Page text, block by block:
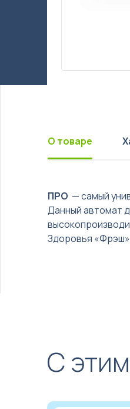
Мониторинг
العربية
简体中文
О товаре
ПРО — самый
Данный автомат
Здоровья
С